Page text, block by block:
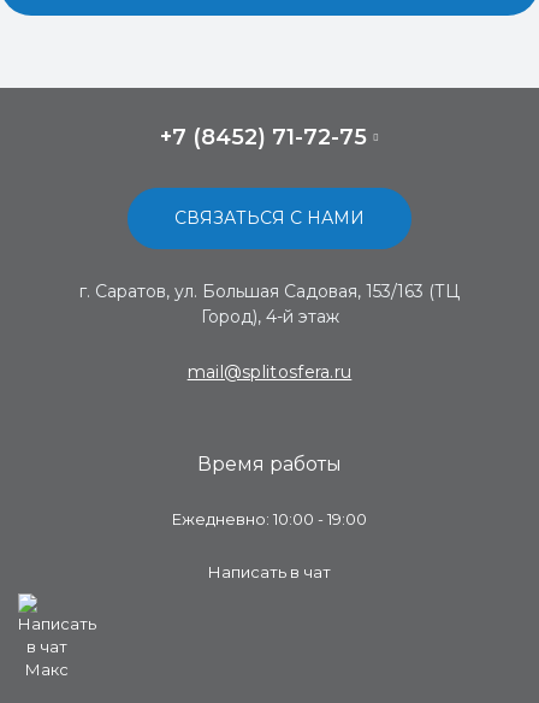
+7 (8452) 71-72-75
СВЯЗАТЬСЯ С НАМИ
г. Саратов, ул. Большая Садовая, 153/163 (ТЦ
Город), 4-й этаж
mail@splitosfera.ru
Время работы
Ежедневно: 10:00 - 19:00
Написать в чат